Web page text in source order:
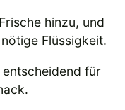
hinzu, und
Flüssigkeit.
für